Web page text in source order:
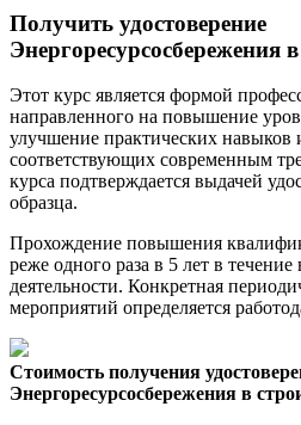
Получить удостоверение
Энергоресурсосбережения
Этот курс является формой
направленного на повышение
улучшение практических навыков
соответствующих современным
курса подтверждается выдачей
образца.
Прохождение повышения
реже одного раза в 5 лет в течение
деятельности. Конкретная
мероприятий определяется
Стоимость получения
Энергоресурсосбережения в